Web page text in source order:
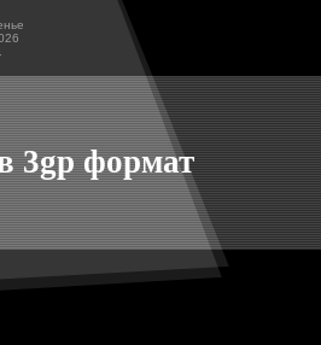
3gp формат